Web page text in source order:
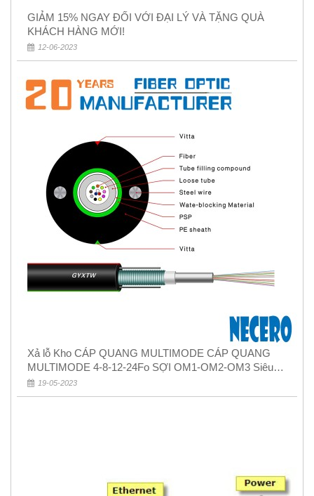
GIẢM 15% NGAY ĐỐI VỚI ĐẠI LÝ VÀ TẶNG QUÀ
KHÁCH HÀNG MỚI!
12-06-2023
Xả lỗ Kho CÁP QUANG MULTIMODE CÁP QUANG
MULTIMODE 4-8-12-24Fo SỢI OM1-OM2-OM3 Siêu
Rẻ 5k
19-05-2023